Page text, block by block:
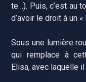
te…). Puis, c’est au
d’avoir le droit à un
Sous une lumière
qui remplace à
Elisa, avec laquelle